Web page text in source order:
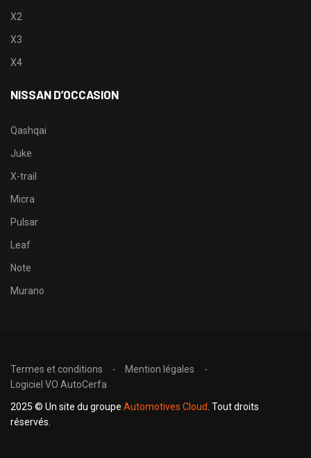
X2
X3
X4
NISSAN D’OCCASION
Qashqai
Juke
X-trail
Micra
Pulsar
Leaf
Note
Murano
Termes et conditions
Mention légales
Logiciel VO AutoCerfa
2025 © Un site du groupe Automotives Cloud . Tout droits
réservés.